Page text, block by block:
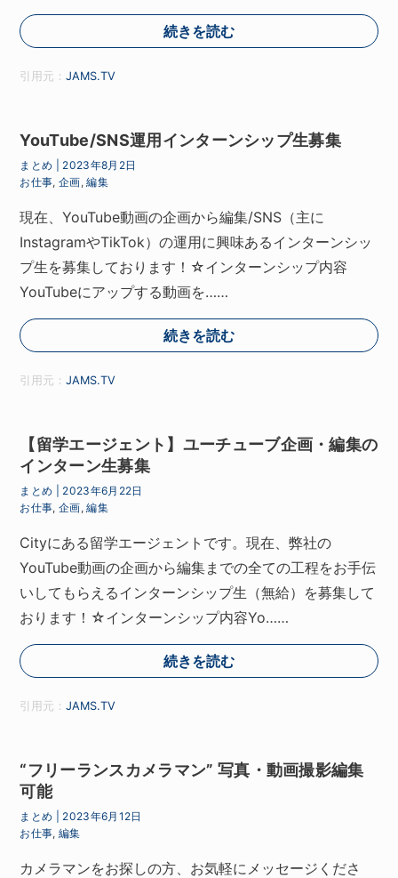
続きを読む
引用元：JAMS.TV
YouTube/SNS運用インターンシップ生募集
まとめ
2023年8月2日
お仕事, 企画,編集
現在、YouTube動画の企画から編集/SNS（主に
InstagramやTikTok）の運用に興味あるインターンシッ
プ生を募集しております！☆インターンシップ内容
YouTubeにアップする動画を……
続きを読む
引用元：JAMS.TV
【留学エージェント】ユーチューブ企画・編集の
インターン生募集
まとめ
2023年6月22日
お仕事, 企画,編集
Cityにある留学エージェントです。現在、弊社の
YouTube動画の企画から編集までの全ての工程をお手伝
いしてもらえるインターンシップ生（無給）を募集して
おります！☆インターンシップ内容Yo……
続きを読む
引用元：JAMS.TV
“フリーランスカメラマン” 写真・動画撮影編集
可能
まとめ
2023年6月12日
お仕事, 編集
カメラマンをお探しの方、お気軽にメッセージくださ